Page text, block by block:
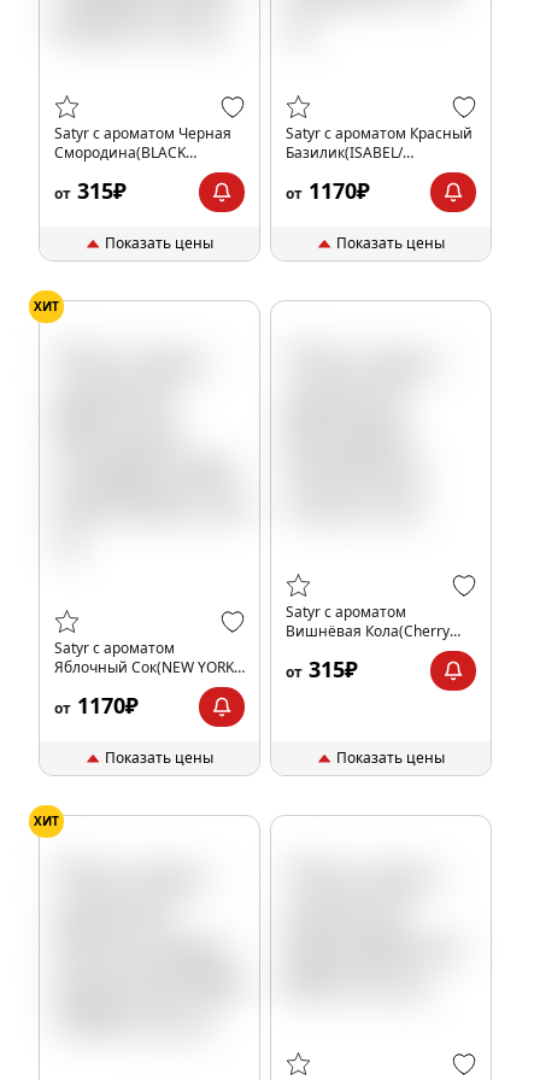
Satyr с ароматом Черная
Смородина(BLACK
CURRANT/БЛЭК КУРАНТ),
25 гр.
от 315₽
Показать цены
Satyr с ароматом Красный
Базилик(ISABEL/
от 1170₽
Показать цены
ХИТ
Satyr с ароматом
Яблочный Сок(NEW YORK/
от 1170₽
Показать цены
Satyr с ароматом
Вишнёвая Кола(Cherry
от 315₽
Показать цены
ХИТ